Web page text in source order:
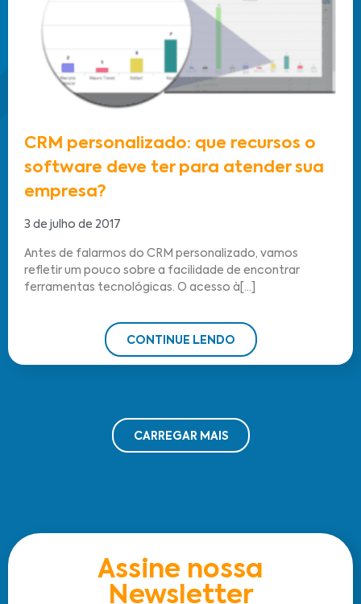
CRM personalizado: que recursos o
software deve ter para atender sua
empresa?
3 de julho de 2017
Antes de falarmos do CRM personalizado, vamos
refletir um pouco sobre a facilidade de encontrar
ferramentas tecnológicas. O acesso à[...]
CONTINUE LENDO
CARREGAR MAIS
Assine nossa
Newsletter